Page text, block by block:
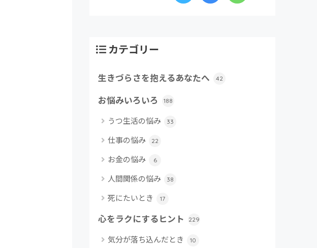
カテゴリー
生きづらさを抱えるあなたへ 42
お悩みいろいろ 188
うつ生活の悩み 33
仕事の悩み 22
お金の悩み 6
人間関係の悩み 38
死にたいとき 17
心をラクにするヒント 229
気分が落ち込んだとき 10